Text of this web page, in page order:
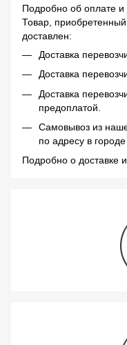
Подробно об оплате и
Товар,
доставлен:
Доставка
Доставка
Доставка
предоплатой.
Самовывоз из
по адресу в
Подробно о доставке